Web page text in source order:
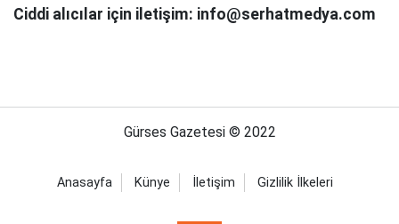
Ciddi alıcılar için iletişim: info@serhatmedya.com
Gürses Gazetesi © 2022
Anasayfa Künye İletişim Gizlilik İlkeleri